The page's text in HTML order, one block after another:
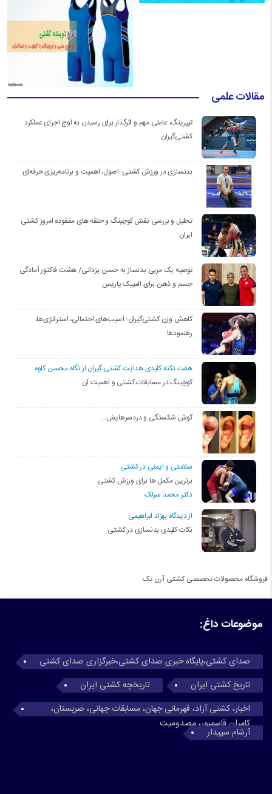
مقالات علمی
تیپرینگ، عاملی مهم و اثرگذار برای رسیدن به اوج اجرای عملکرد
کشتی‌گیران
بدنسازی در ورزش کشتی: اصول، اهمیت و برنامه‌ریزی حرفه‌ای
تحلیل و بررسی نقش کوچینگ و حلقه های مفقوده امروز کشتی
ایران
توصیه یک مربی بدنساز به حسن یزدانی/ هشت فاکتور آمادگی
جسم و ذهن برای المپیک پاریس
کاهش وزن کشتی‌گیران؛ آسیب‌های احتمالی، استراتژی‌ها،
رهنمودها
هفت نکته کلیدی هدایت کشتی گیران از نگاه محسن کاوه
کوچینگ در مسابقات کشتی و اهمیت آن
گوش شکستگی و دردسرهایش…
سلامتی و ایمنی در کشتی
برترین مکمل ها برای ورزش کشتی
دکتر محمد سرلک
از دیدگاه بهزاد ابراهیمی
نکات کلیدی بدنسازی در کشتی
فروشگاه محصولات تخصصی کشتی آرن تک
موضوعات داغ:
صدای کشتی،پایگاه خبری صدای کشتی،خبرگزاری صدای کشتی
تاریخ کشتی ایران
تاریخچه کشتی ایران
اخبار، کشتی آزاد، قهرمانی جهان، مسابقات جهانی، صربستان،
کامران قاسمپور، مصدومیت
آرشام سپیدار